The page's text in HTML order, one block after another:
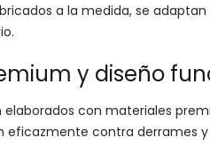
a la medida, se
y diseño
con materiales
eficazmente contra derrames